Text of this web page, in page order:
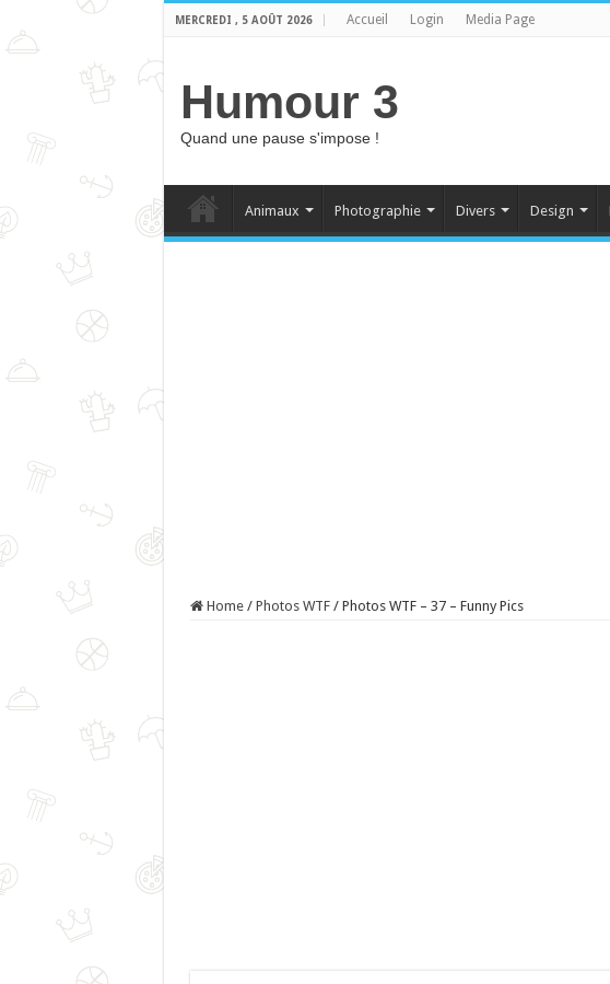
MERCREDI , 5 AOÛT 2026 Accueil Login Media Page
Humour 3
Quand une pause s'impose !
Animaux Photographie Divers Design
Home / Photos WTF / Photos WTF – 37 – Funny Pics